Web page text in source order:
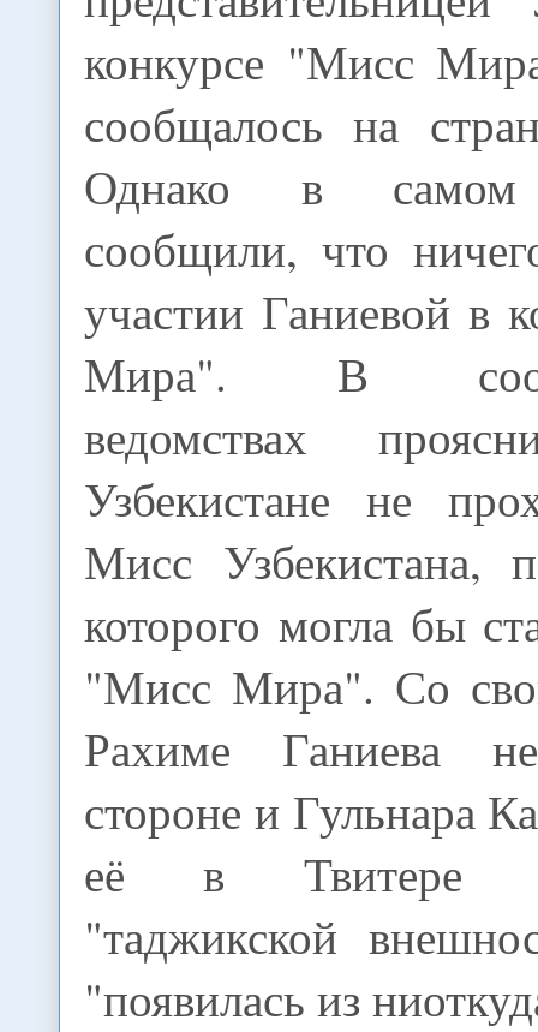
конкурсе "Мисс
сообщалось на
Однако в самом
сообщили, что
участии Ганиевой в
Мира". В
ведомствах
Узбекистане не
Мисс Узбекистана,
которого могла бы
"Мисс Мира". Со
Рахиме Ганиева
стороне и Гульнара
её в Твитере
"таджикской
"появилась из